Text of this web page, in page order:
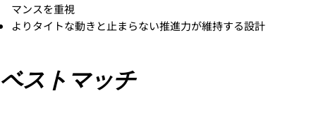
マンスを重視
よりタイトな動きと止まらない推進力が維持する設計
ベストマッチ